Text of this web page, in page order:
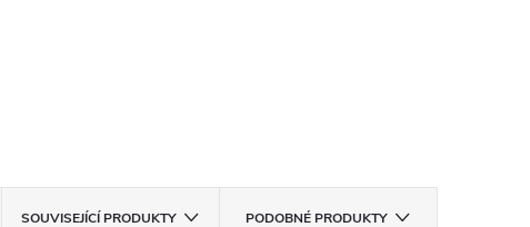
SOUVISEJÍCÍ PRODUKTY PODOBNÉ PRODUKTY